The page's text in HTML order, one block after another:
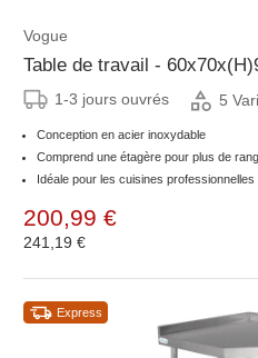
Vogue
Table de travail -
1-3 jours ouvrés 5
Conception en acier inoxydable
Comprend une étagère pour plus de
Idéale pour les cuisines professionnelles
200,99 €
241,19 €
Express